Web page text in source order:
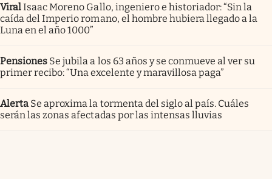
ViralIsaac Moreno Gallo, ingeniero e historiador: “Sin la
caída del Imperio romano, el hombre hubiera llegado a la
Luna en el año 1000”
Pensiones Se jubila a los 63 años y se conmueve al ver su
primer recibo: “Una excelente y maravillosa paga”
Alerta Se aproxima la tormenta del siglo al país. Cuáles
serán las zonas afectadas por las intensas lluvias